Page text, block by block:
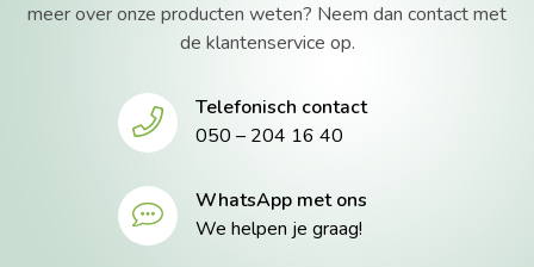
meer over onze producten weten? Neem dan contact met
de klantenservice op.
Telefonisch contact
050 – 204 16 40
WhatsApp met ons
We helpen je graag!